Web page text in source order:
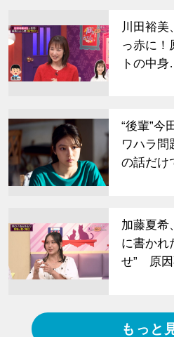
川田裕美
っ赤に！
トの中
“後輩”今
ワハラ問
の話だ
加藤夏希
に書かれ
せ” 原
もっと